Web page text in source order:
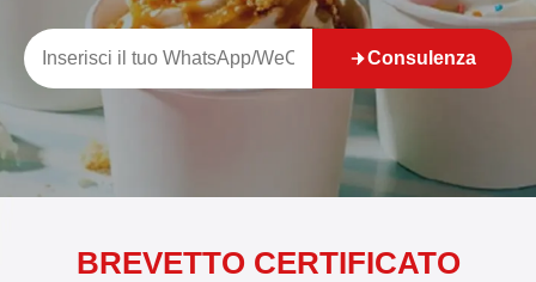
Consulenza
BREVETTO CERTIFICATO